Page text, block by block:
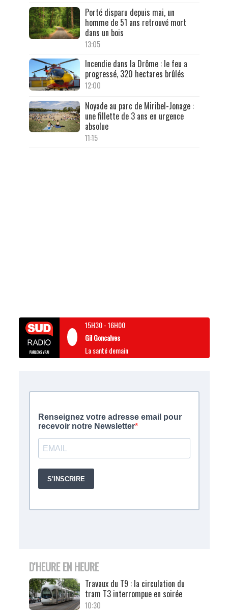
Porté disparu depuis mai, un
homme de 51 ans retrouvé mort
dans un bois
13:05
Incendie dans la Drôme : le feu a
progressé, 320 hectares brûlés
12:00
Noyade au parc de Miribel-Jonage :
une fillette de 3 ans en urgence
absolue
11:15
15H30-16H00
Gil Goncalves
La santé demain
D'HEURE EN HEURE
Travaux du T9 : la circulation du
tram T3 interrompue en soirée
10:30